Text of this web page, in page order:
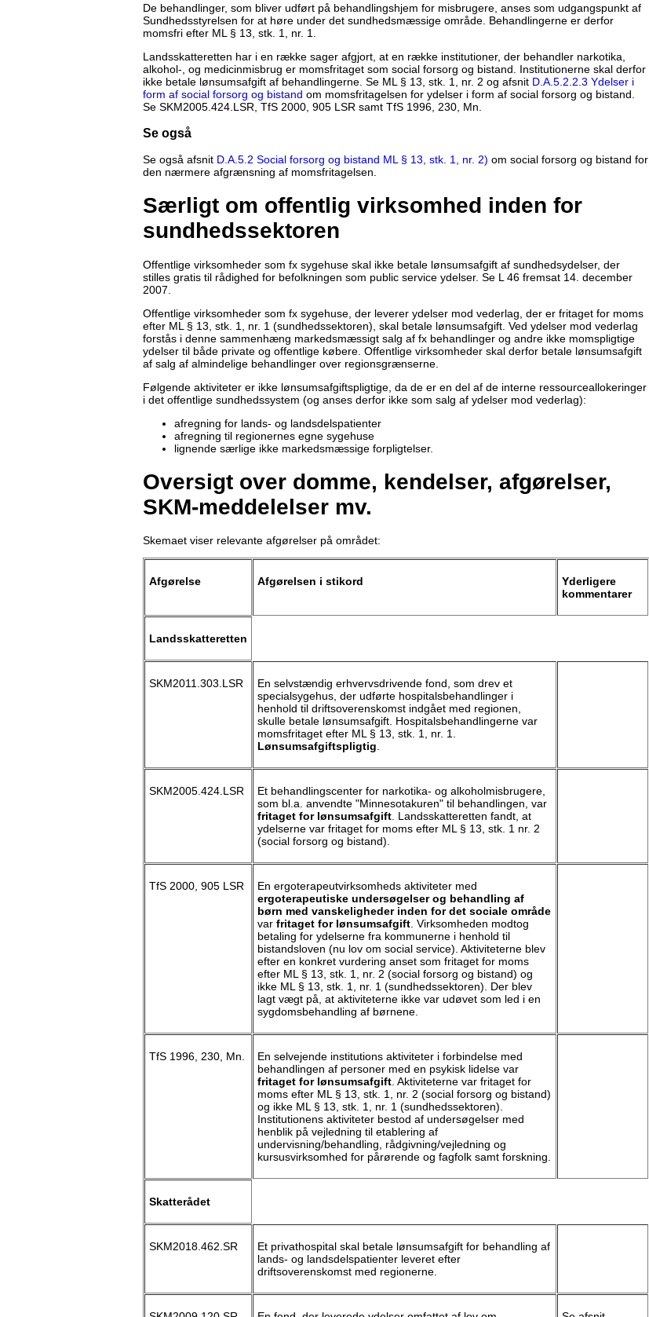
De behandlinger, som bliver udført på behandlingshjem for misbrugere, anses som udgangspunkt af
Sundhedsstyrelsen for at høre under det sundhedsmæssige område. Behandlingerne er derfor
momsfri efter ML § 13, stk. 1, nr. 1.
Landsskatteretten har i en række sager afgjort, at en række institutioner, der behandler narkotika,
alkohol-, og medicinmisbrug er momsfritaget som social forsorg og bistand. Institutionerne skal derfor
ikke betale lønsumsafgift af behandlingerne. Se ML § 13, stk. 1, nr. 2 og afsnit D.A.5.2.2.3 Ydelser i
form af social forsorg og bistand om momsfritagelsen for ydelser i form af social forsorg og bistand.
Se SKM2005.424.LSR, TfS 2000, 905 LSR samt TfS 1996, 230, Mn.
Se også
Se også afsnit D.A.5.2 Social forsorg og bistand ML § 13, stk. 1, nr. 2) om social forsorg og bistand for
den nærmere afgrænsning af momsfritagelsen.
Særligt om offentlig virksomhed inden for
sundhedssektoren
Offentlige virksomheder som fx sygehuse skal ikke betale lønsumsafgift af sundhedsydelser, der
stilles gratis til rådighed for befolkningen som public service ydelser. Se L 46 fremsat 14. december
2007.
Offentlige virksomheder som fx sygehuse, der leverer ydelser mod vederlag, der er fritaget for moms
efter ML § 13, stk. 1, nr. 1 (sundhedssektoren), skal betale lønsumsafgift. Ved ydelser mod vederlag
forstås i denne sammenhæng markedsmæssigt salg af fx behandlinger og andre ikke momspligtige
ydelser til både private og offentlige købere. Offentlige virksomheder skal derfor betale lønsumsafgift
af salg af almindelige behandlinger over regionsgrænserne.
Følgende aktiviteter er ikke lønsumsafgiftspligtige, da de er en del af de interne ressourceallokeringer
i det offentlige sundhedssystem (og anses derfor ikke som salg af ydelser mod vederlag):
afregning for lands- og landsdelspatienter
afregning til regionernes egne sygehuse
lignende særlige ikke markedsmæssige forpligtelser.
Oversigt over domme, kendelser, afgørelser,
SKM-meddelelser mv.
Skemaet viser relevante afgørelser på området:
Afgørelse Afgørelsen i stikord
Yderligere
kommentarer
Landsskatteretten
SKM2011.303.LSR
En selvstændig erhvervsdrivende fond, som drev et
specialsygehus, der udførte hospitalsbehandlinger i
henhold til driftsoverenskomst indgået med regionen,
skulle betale lønsumsafgift. Hospitalsbehandlingerne var
momsfritaget efter ML § 13, stk. 1, nr. 1.
Lønsumsafgiftspligtig.
SKM2005.424.LSR
Et behandlingscenter for narkotika- og alkoholmisbrugere,
som bl.a. anvendte "Minnesotakuren" til behandlingen, var
fritaget for lønsumsafgift. Landsskatteretten fandt, at
ydelserne var fritaget for moms efter ML § 13, stk. 1 nr. 2
(social forsorg og bistand).
TfS 2000, 905 LSR
En ergoterapeutvirksomheds aktiviteter med
ergoterapeutiske undersøgelser og behandling af
børn med vanskeligheder inden for det sociale område
var fritaget for lønsumsafgift. Virksomheden modtog
betaling for ydelserne fra kommunerne i henhold til
bistandsloven (nu lov om social service). Aktiviteterne blev
efter en konkret vurdering anset som fritaget for moms
efter ML § 13, stk. 1, nr. 2 (social forsorg og bistand) og
ikke ML § 13, stk. 1, nr. 1 (sundhedssektoren). Der blev
lagt vægt på, at aktiviteterne ikke var udøvet som led i en
sygdomsbehandling af børnene.
TfS 1996, 230, Mn.
En selvejende institutions aktiviteter i forbindelse med
behandlingen af personer med en psykisk lidelse var
fritaget for lønsumsafgift. Aktiviteterne var fritaget for
moms efter ML § 13, stk. 1, nr. 2 (social forsorg og bistand)
og ikke ML § 13, stk. 1, nr. 1 (sundhedssektoren).
Institutionens aktiviteter bestod af undersøgelser med
henblik på vejledning til etablering af
undervisning/behandling, rådgivning/vejledning og
kursusvirksomhed for pårørende og fagfolk samt forskning.
Skatterådet
SKM2018.462.SR
Et privathospital skal betale lønsumsafgift for behandling af
lands- og landsdelspatienter leveret efter
driftsoverenskomst med regionerne.